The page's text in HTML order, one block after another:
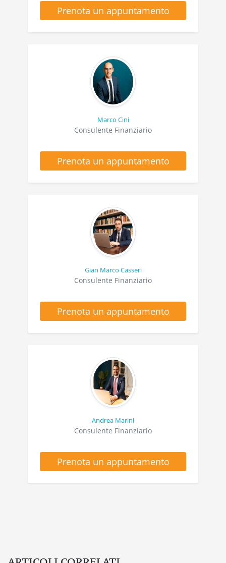
Prenota un appuntamento
Marco Cini
Consulente Finanziario
Prenota un appuntamento
Gian Marco Casseri
Consulente Finanziario
Prenota un appuntamento
Andrea Marini
Consulente Finanziario
Prenota un appuntamento